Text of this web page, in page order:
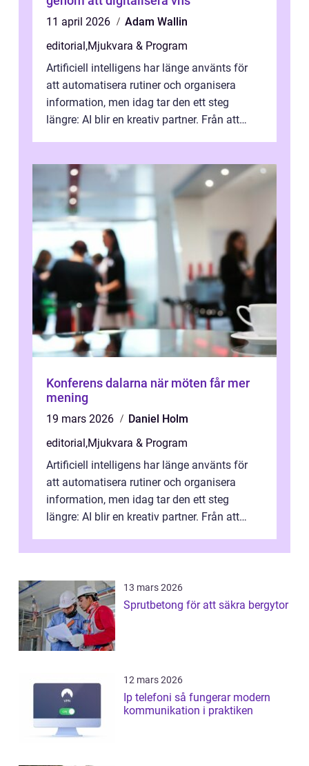
11 april 2026
Adam Wallin
editorial,Mjukvara & Program
Artificiell intelligens har länge använts för
att automatisera rutiner och organisera
information, men idag tar den ett steg
längre: AI blir en kreativ partner. Från att
Konferens dalarna när möten får mer
mening
19 mars 2026
Daniel Holm
editorial,Mjukvara & Program
Artificiell intelligens har länge använts för
att automatisera rutiner och organisera
information, men idag tar den ett steg
längre: AI blir en kreativ partner. Från att
13 mars 2026
Sprutbetong för att säkra bergytor
12 mars 2026
Ip telefoni så fungerar modern
kommunikation i praktiken